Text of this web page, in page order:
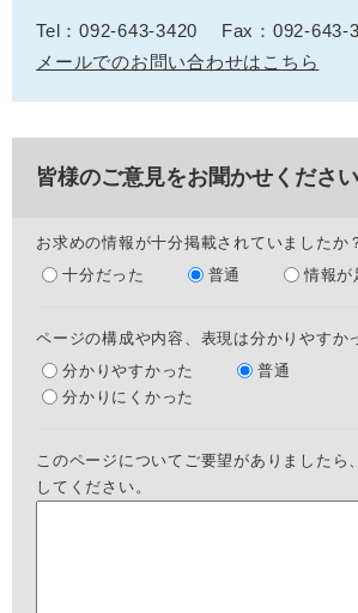
Tel：092-643-3420
Fax：092-643-
メールでのお問い合わせはこちら
皆様のご意見をお聞かせください
お求めの情報が十分掲載されていましたか
十分だった
普通 情報が
ページの構成や内容、表現は分かりやすか
分かりやすかった
普通
分かりにくかった
このページについてご要望がありましたら
してください。